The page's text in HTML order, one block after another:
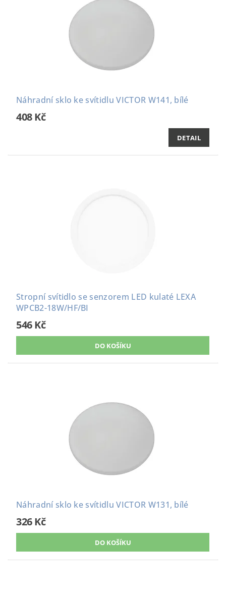
Náhradní sklo ke svítidlu VICTOR W141, bílé
408 Kč
DETAIL
Stropní svítidlo se senzorem LED kulaté LEXA
WPCB2-18W/HF/BI
546 Kč
Náhradní sklo ke svítidlu VICTOR W131, bílé
326 Kč